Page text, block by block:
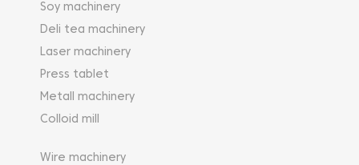
Soy machinery
Deli tea machinery
Laser machinery
Press tablet
Metall machinery
Colloid mill
Wire machinery